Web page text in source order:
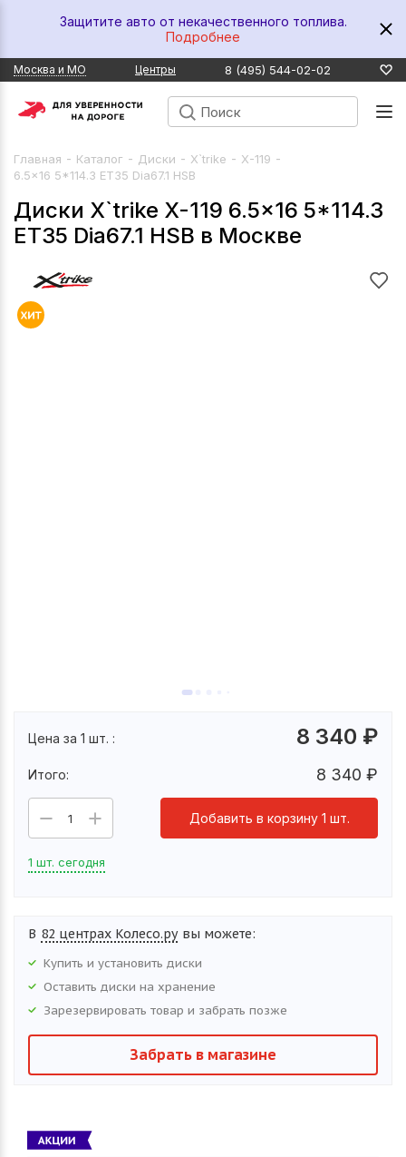
Защитите авто от некачественного топлива.
Подробнее
Москва и МО Центры 8 (495) 544-02-02
Главная - Каталог - Диски - X`trike - X-119 -
6.5x16 5*114.3 ET35 Dia67.1 HSB
Диски X`trike X-119 6.5x16 5*114.3
ET35 Dia67.1 HSB в Москве
Цена за 1 шт. : 8 340 ₽
Итого: 8 340 ₽
1 Добавить в корзину 1 шт.
1 шт. сегодня
В 82 центрах Колесо.ру вы можете:
Купить и установить диски
Оставить диски на хранение
Зарезервировать товар и забрать позже
Забрать в магазине